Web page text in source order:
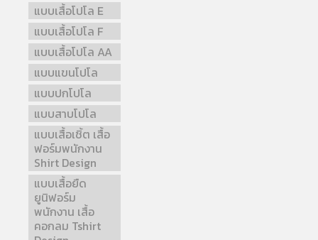
แบบเสื้อโปโล E
แบบเสื้อโปโล F
แบบเสื้อโปโล AA
แบบแขนโปโล
แบบปกโปโล
แบบสาบโปโล
แบบเสื้อเชิ้ต เสื้อ
ฟอร์มพนักงาน
Shirt Design
แบบเสื้อยืด
ยูนิฟอร์ม
พนักงาน เสื้อ
คอกลม Tshirt